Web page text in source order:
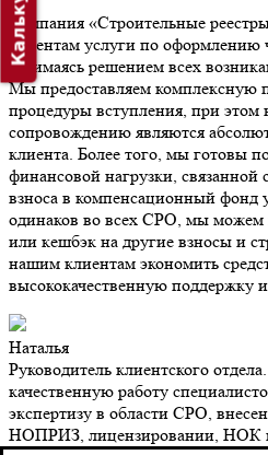
Компания «Строительные
клиентам услуги по
занимаясь решением всех
Мы предоставляем комплексную
процедуры вступления, при этом
сопровождению являются
клиента. Более того, мы готовы
финансовой нагрузки, связанной
взноса в компенсационный фонд
одинаков во всех СРО, мы можем
или кешбэк на другие взносы и
нашим клиентам экономить
высококачественную поддержку
Наталья
Руководитель клиентского
качественную работу
экспертизу в области СРО,
НОПРИЗ, лицензировании, НОК